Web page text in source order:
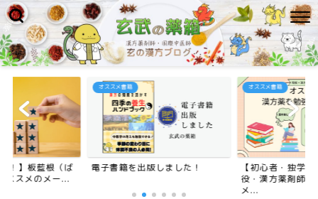
！】板藍根（ば
ススメのメー...
オススメ書籍
電子書籍を出版しました！
オススメ書籍
【初心者・独学
役・漢方薬剤師が
メ...